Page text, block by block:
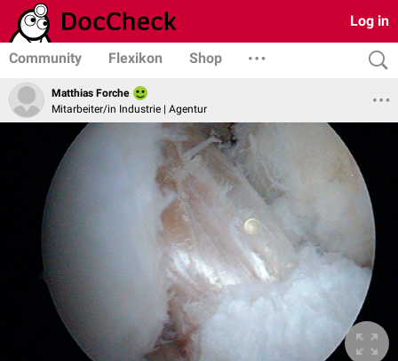
Log in
Community Flexikon Shop
Matthias Forche
Mitarbeiter/in Industrie | Agentur